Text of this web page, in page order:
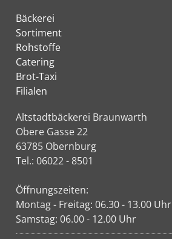
Bäckerei
Sortiment
Rohstoffe
Catering
Brot-Taxi
Filialen
Altstadtbäckerei Braunwarth
Obere Gasse 22
63785 Obernburg
Tel.: 06022 - 8501
Öffnungszeiten:
Montag - Freitag: 06.30 - 13.00 Uhr
Samstag: 06.00 - 12.00 Uhr